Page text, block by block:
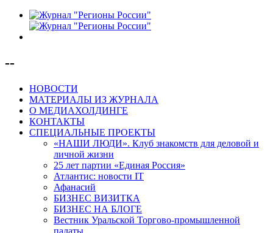
--
НОВОСТИ
МАТЕРИАЛЫ ИЗ ЖУРНАЛА
О МЕДИАХОЛДИНГЕ
КОНТАКТЫ
СПЕЦИАЛЬНЫЕ ПРОЕКТЫ
«НАШИ ЛЮДИ». Клуб знакомств для деловой и
личной жизни
25 лет партии «Единая Россия»
Атлантис: новости IT
Афанасий
БИЗНЕС ВИЗИТКА
БИЗНЕС НА БЛОГЕ
Вестник Уральской Торгово-промышленной
палаты